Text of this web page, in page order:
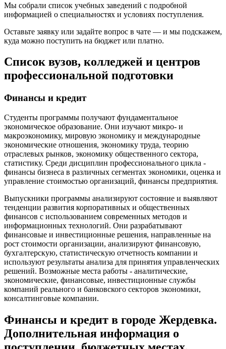
Мы собрали список учебных заведений с подробной
информацией о специальностях и условиях поступления.
Оставьте заявку или задайте вопрос в чате — и мы подскажем,
куда можно поступить на бюджет или платно.
Список вузов, колледжей и центров
профессиональной подготовки
Финансы и кредит
Студенты программы получают фундаментальное
экономическое образование. Они изучают микро- и
макроэкономику, мировую экономику и международные
экономические отношения, экономику труда, теорию
отраслевых рынков, экономику общественного сектора,
статистику. Среди дисциплин профессионального цикла -
финансы бизнеса в различных сегментах экономики, оценка и
управление стоимостью организаций, финансы предприятия.
Выпускники программы анализируют состояние и выявляют
тенденции развития корпоративных и общественных
финансов с использованием современных методов и
информационных технологий. Они разрабатывают
финансовые и инвестиционные решения, направленные на
рост стоимости организации, анализируют финансовую,
бухгалтерскую, статистическую отчетность компании и
используют результаты анализа для принятия управленческих
решений. Возможные места работы - аналитические,
экономические, финансовые, инвестиционные службы
компаний реального и банковского секторов экономики,
консалтинговые компании.
Финансы и кредит в городе Жердевка.
Дополнительная информация о